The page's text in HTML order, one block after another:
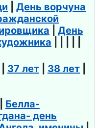
День ворчуна
День
37 лет 38 лет
Белла-
день